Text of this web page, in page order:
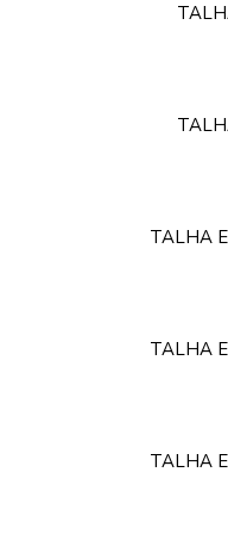
TALHA
TALHA
TALHA